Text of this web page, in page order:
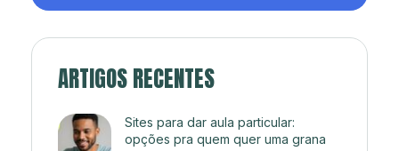
ARTIGOS RECENTES
Sites para dar aula particular:
opções pra quem quer uma grana